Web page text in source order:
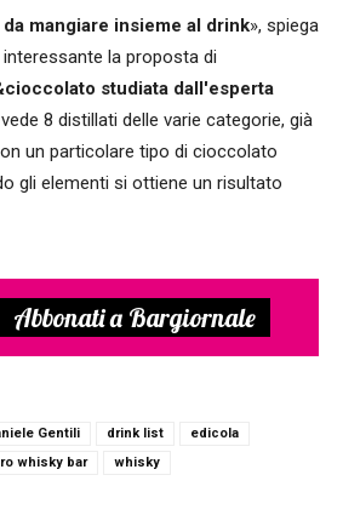
mangiare insieme al drink», spiega
la proposta di
studiata dall'esperta
8 distillati delle varie categorie, già
un particolare tipo di cioccolato
gli elementi si ottiene un risultato
Abbonati a Bargiornale
Gentili drink list
edicola
whisky bar whisky